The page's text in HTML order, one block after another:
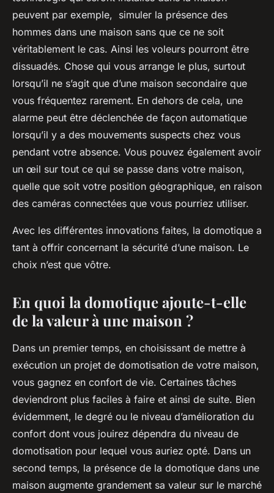
peuvent par exemple, simuler la présence des
hommes dans une maison sans que ce ne soit
véritablement le cas. Ainsi les voleurs pourront être
dissuadés. Chose qui vous arrange le plus, surtout
lorsqu’il ne s’agit que d’une maison secondaire que
vous fréquentez rarement. En dehors de cela, une
alarme peut être déclenchée de façon automatique
lorsqu’il y a des mouvements suspects chez vous
pendant votre absence. Vous pouvez également avoir
un œil sur tout ce qui se passe dans votre maison,
quelle que soit votre position géographique, en raison
des caméras connectées que vous pourriez utiliser.
Avec les différentes innovations faites, la domotique a
tant à offrir concernant la sécurité d’une maison. Le
choix n’est que vôtre.
En quoi la domotique ajoute-t-elle
de la valeur à une maison ?
Dans un premier temps, en choisissant de mettre à
exécution un projet de domotisation de votre maison,
vous gagnez en confort de vie. Certaines tâches
deviendront plus faciles à faire et ainsi de suite. Bien
évidemment, le degré ou le niveau d’amélioration du
confort dont vous jouirez dépendra du niveau de
domotisation pour lequel vous auriez opté. Dans un
second temps, la présence de la domotique dans une
maison augmente grandement sa valeur sur le marché